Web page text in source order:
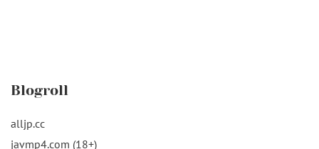
Blogroll
alljp.cc
javmp4.com (18+)